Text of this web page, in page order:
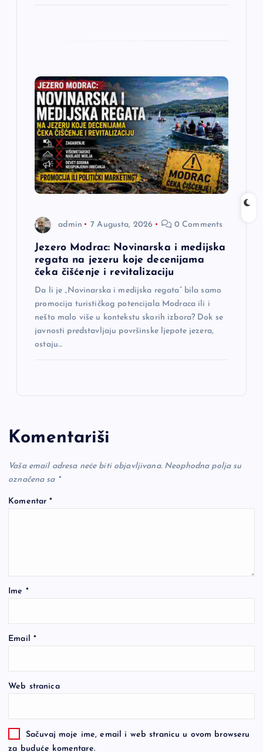
admin 7 Augusta, 2026 0 Comments
Jezero Modrac: Novinarska i medijska
regata na jezeru koje decenijama
čeka čišćenje i revitalizaciju
Da li je „Novinarska i medijska regata“ bila samo
promocija turističkog potencijala Modraca ili i
nešto malo više u kontekstu skorih izbora? Dok se
javnosti predstavljaju površinske ljepote jezera,
ostaju…
Komentariši
Vaša email adresa neće biti objavljivana. Neophodna polja su
označena sa *
Komentar*
Ime *
Email *
Web stranica
Sačuvaj moje ime, email i web stranicu u ovom browseru
za buduće komentare.